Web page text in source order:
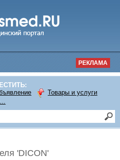
РЕКЛАМА
Товары и услуги
'DICON'